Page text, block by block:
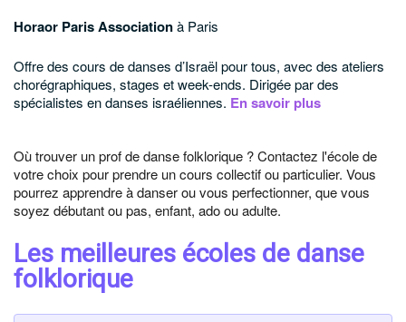
Horaor Paris Associationà Paris
Offre des cours de danses d’Israël pour tous, avec des ateliers
chorégraphiques, stages et week-ends. Dirigée par des
spécialistes en danses israéliennes. En savoir plus
Où trouver un prof de danse folklorique ? Contactez l'école de
votre choix pour prendre un cours collectif ou particulier. Vous
pourrez apprendre à danser ou vous perfectionner, que vous
soyez débutant ou pas, enfant, ado ou adulte.
Les meilleures écoles de danse
folklorique